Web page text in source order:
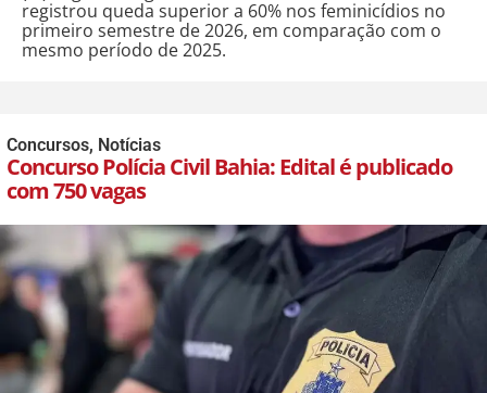
registrou queda superior a 60% nos feminicídios no
primeiro semestre de 2026, em comparação com o
mesmo período de 2025.
Concursos, Notícias
Concurso Polícia Civil Bahia: Edital é publicado
com 750 vagas